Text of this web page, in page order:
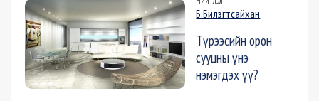
Б.Билэгтсайхан
Түрээсийн орон
сууцны үнэ
нэмэгдэх үү?